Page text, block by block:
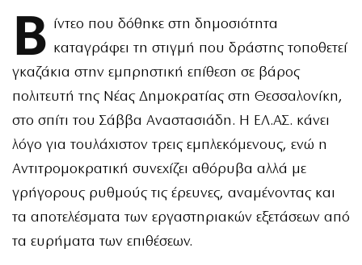
Β ίντεο που δόθηκε στη δημοσιότητα
καταγράφει τη στιγμή που δράστης τοποθετεί
γκαζάκια στην εμπρηστική επίθεση σε βάρος
πολιτευτή της Νέας Δημοκρατίας στη Θεσσαλονίκη,
στο σπίτι του Σάββα Αναστασιάδη. Η ΕΛ.ΑΣ. κάνει
λόγο για τουλάχιστον τρεις εμπλεκόμενους, ενώ η
Αντιτρομοκρατική συνεχίζει αθόρυβα αλλά με
γρήγορους ρυθμούς τις έρευνες, αναμένοντας και
τα αποτελέσματα των εργαστηριακών εξετάσεων από
τα ευρήματα των επιθέσεων.